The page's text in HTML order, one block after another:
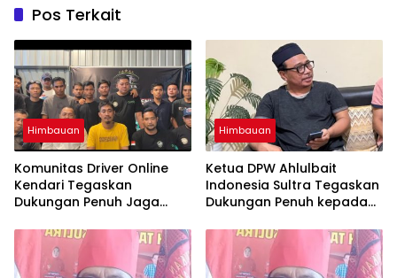
Pos Terkait
Himbauan
Komunitas Driver Online
Kendari Tegaskan
Dukungan Penuh Jaga
Keselamatan Berlalu Lintas
Himbauan
Ketua DPW Ahlulbait
Indonesia Sultra Tegaskan
Dukungan Penuh kepada
Kamtibmas